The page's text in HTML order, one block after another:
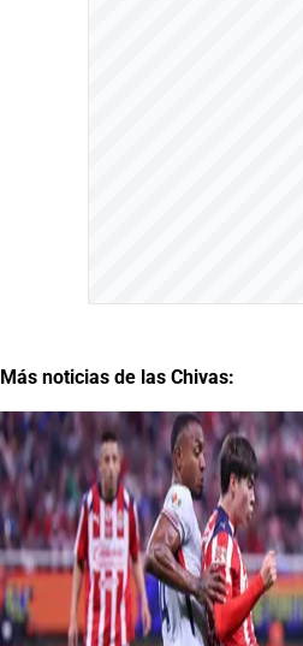
Más noticias de las Chivas: